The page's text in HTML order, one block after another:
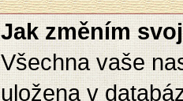
Jak změním
Všechna vaše
uložena v